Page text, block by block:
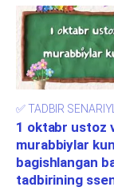
✅ TADBIR
1 oktabr ustoz
murabbiylar
bagishlangan
tadbirining